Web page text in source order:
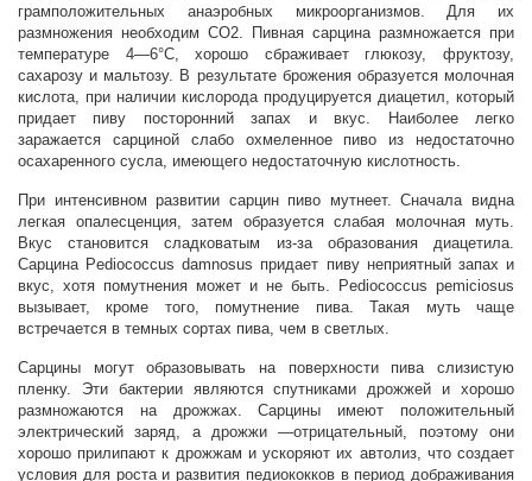
грамположительных анаэробных микроорганизмов. Для их
размножения необходим СО2. Пивная сарцина размножается при
температуре 4—6°С, хорошо сбраживает глюкозу, фруктозу,
сахарозу и мальтозу. В результате брожения образуется молочная
кислота, при наличии кислорода продуцируется диацетил, который
придает пиву посторонний запах и вкус. Наиболее легко
заражается сарциной слабо охмеленное пиво из недостаточно
осахаренного сусла, имеющего недостаточную кислотность.
При интенсивном развитии сарцин пиво мутнеет. Сначала видна
легкая опалесценция, затем образуется слабая молочная муть.
Вкус становится сладковатым из-за образования диацетила.
Сарцина Pediococcus damnosus придает пиву неприятный запах и
вкус, хотя помутнения может и не быть. Pediococcus pemiciosus
вызывает, кроме того, помутнение пива. Такая муть чаще
встречается в темных сортах пива, чем в светлых.
Сарцины могут образовывать на поверхности пива слизистую
пленку. Эти бактерии являются спутниками дрожжей и хорошо
размножаются на дрожжах. Сарцины имеют положительный
электрический заряд, а дрожжи —отрицательный, поэтому они
хорошо прилипают к дрожжам и ускоряют их автолиз, что создает
условия для роста и развития педиококков в период дображивания